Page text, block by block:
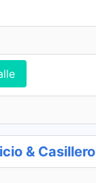
& Casillero